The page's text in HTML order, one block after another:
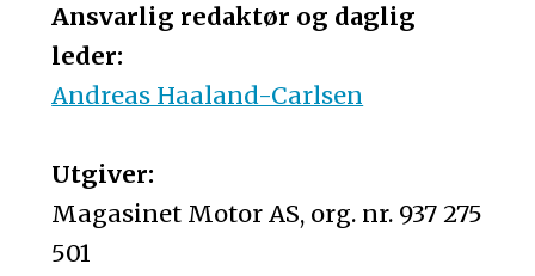
Ansvarlig redaktør og daglig
leder:
Andreas Haaland-Carlsen
Utgiver:
Magasinet Motor AS, org. nr. 937 275
501